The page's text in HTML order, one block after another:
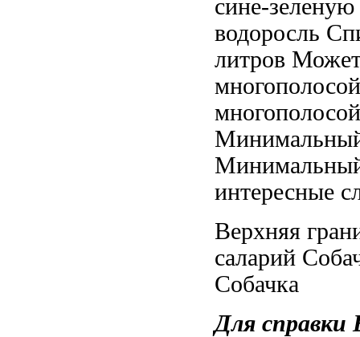
сине-зеленую
водоросль
литров
многополосой
интересные
Верхняя
саларий
Собачка
Для справки